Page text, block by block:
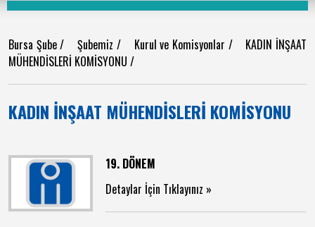
Bursa Şube/Şubemiz / Kurul ve Komisyonlar / KADIN İNŞAAT
MÜHENDİSLERİ KOMİSYONU /
KADIN İNŞAAT MÜHENDİSLERİ KOMİSYONU
19. DÖNEM
Detaylar İçin Tıklayınız »